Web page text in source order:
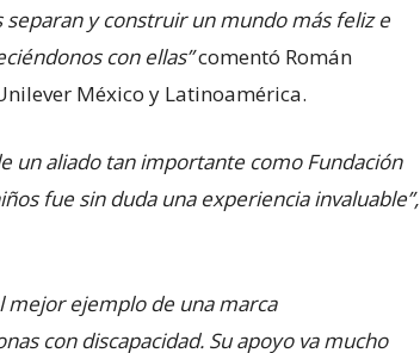
y construir un mundo más feliz e
con ellas”comentó Román
México y Latinoamérica.
un aliado tan importante como Fundación
fue sin duda una experiencia invaluable”,
mejor ejemplo de una marca
con discapacidad. Su apoyo va mucho